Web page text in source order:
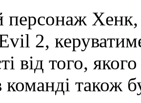
персонаж Хенк,
2,
від того,
команді також